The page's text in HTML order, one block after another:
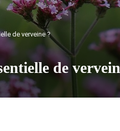
de verveine ?
de